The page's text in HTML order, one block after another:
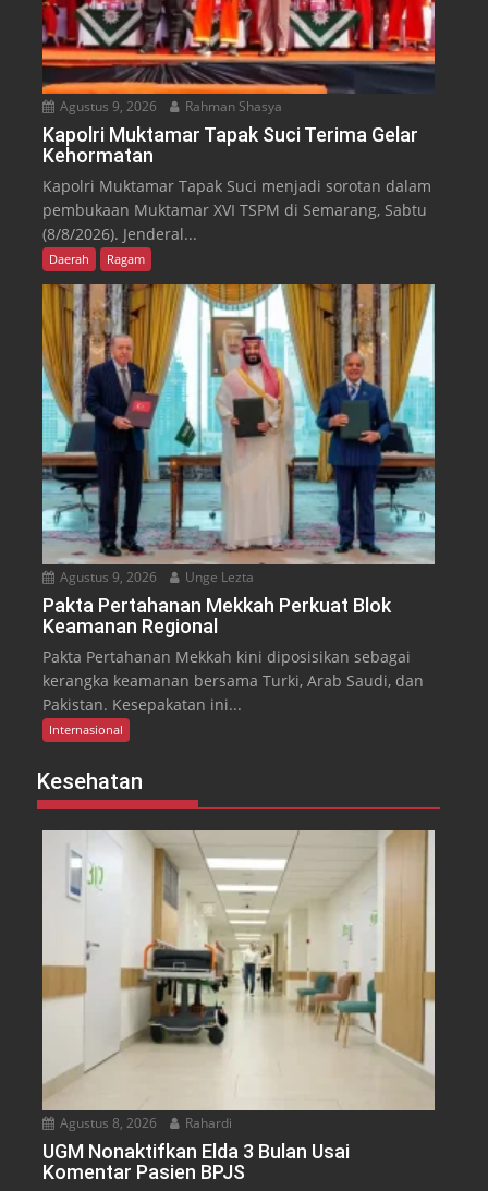
Agustus 9, 2026 Rahman Shasya
Kapolri Muktamar Tapak Suci Terima Gelar
Kehormatan
Kapolri Muktamar Tapak Suci menjadi sorotan dalam
pembukaan Muktamar XVI TSPM di Semarang, Sabtu
(8/8/2026). Jenderal...
Daerah Ragam
Agustus 9, 2026 Unge Lezta
Pakta Pertahanan Mekkah Perkuat Blok
Keamanan Regional
Pakta Pertahanan Mekkah kini diposisikan sebagai
kerangka keamanan bersama Turki, Arab Saudi, dan
Pakistan. Kesepakatan ini...
Internasional
Kesehatan
Agustus 8, 2026 Rahardi
UGM Nonaktifkan Elda 3 Bulan Usai
Komentar Pasien BPJS